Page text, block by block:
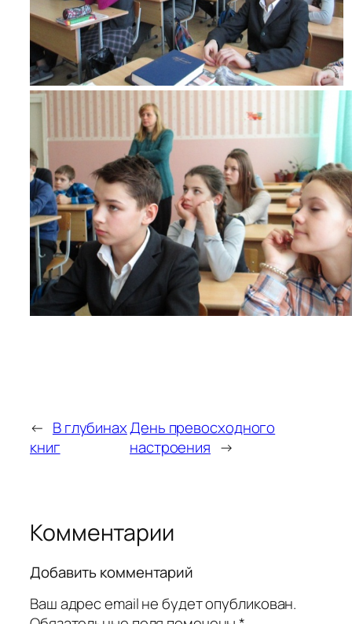
← В глубинах
книг
День превосходного
настроения →
Комментарии
Добавить комментарий
Ваш адрес email не будет опубликован.